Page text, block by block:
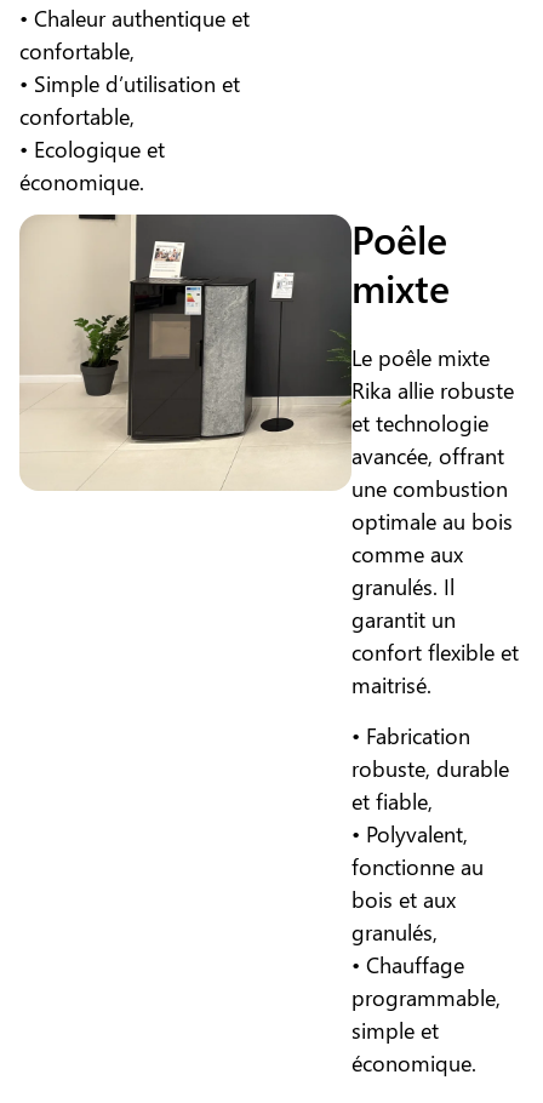
• Chaleur authentique et
confortable,
• Simple d’utilisation et
confortable,
• Ecologique et
économique.
Poêle
mixte
Le poêle mixte
Rika allie robuste
et technologie
avancée, offrant
une combustion
optimale au bois
comme aux
granulés. Il
garantit un
confort flexible et
maitrisé.
• Fabrication
robuste, durable
et fiable,
• Polyvalent,
fonctionne au
bois et aux
granulés,
• Chauffage
programmable,
simple et
économique.